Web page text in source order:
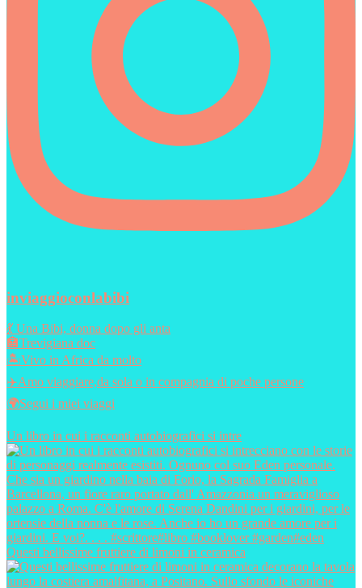
inviaggioconlabibi
💃 Una Bibi, donna dopo gli anta
🏣Trevigiana doc
🏝️Vivo in Africa da molto
✈️Amo viaggiare,da sola o in compagnia di poche persone
🌍Segui i miei viaggi
Un libro in cui i racconti autobiografici si intre
Questi bellissime fruttiere di limoni in ceramica